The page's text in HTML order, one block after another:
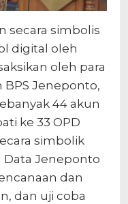
secara simbolis
digital oleh
oleh para
Jeneponto,
44 akun
ke 33 OPD
simbolik
Data Jeneponto
dan
dan uji coba